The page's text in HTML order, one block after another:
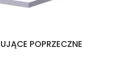
POPRZECZNE